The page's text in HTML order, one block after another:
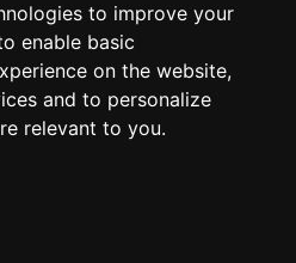
to improve your
enable basic
on the website,
and to personalize
relevant to you.
करें